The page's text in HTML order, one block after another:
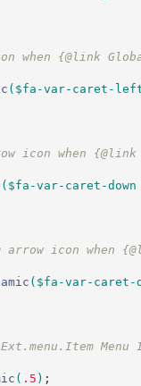
when {@link
( $fa-var-caret-
icon when
( $fa-var-caret-down
arrow icon
( $fa-var-caret-
Menu
( .5 ) ;